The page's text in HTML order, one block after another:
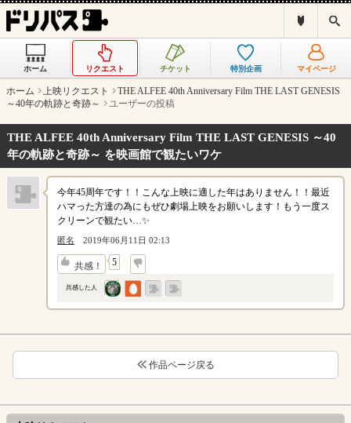
ス
は
ホーム リクエスト チケット 特別企画 マイページ
ホーム 上映リクエスト
THE ALFEE 40th Anniversary Film THE LAST GENESIS
～40年の軌跡と奇跡～
ユーザーの投稿
THE ALFEE 40th Anniversary Film THE LAST GENESIS ～40
年の軌跡と奇跡～ を映画館で観たいワケ
今年45周年です！！こんな上映に適した年はありません！！最近
ハマった方達の為にもぜひ劇場上映をお願いします！もう一度ス
クリーンで観たい…✨
匿名 2019年06月11日 02:13
共感！ 5
↓
共感した人
作品ページ戻る